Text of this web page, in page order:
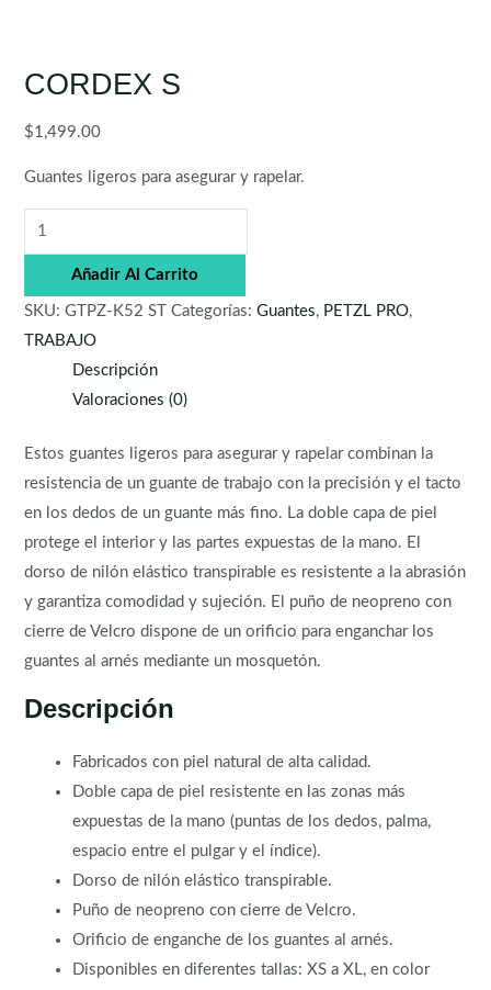
CORDEX S
$1,499.00
Guantes ligeros para asegurar y rapelar.
Añadir Al Carrito
SKU:GTPZ-K52 ST Categorías:Guantes, PETZL PRO,
TRABAJO
Descripción
Valoraciones (0)
Estos guantes ligeros para asegurar y rapelar combinan la
resistencia de un guante de trabajo con la precisión y el tacto
en los dedos de un guante más fino. La doble capa de piel
protege el interior y las partes expuestas de la mano. El
dorso de nilón elástico transpirable es resistente a la abrasión
y garantiza comodidad y sujeción. El puño de neopreno con
cierre de Velcro dispone de un orificio para enganchar los
guantes al arnés mediante un mosquetón.
Descripción
Fabricados con piel natural de alta calidad.
Doble capa de piel resistente en las zonas más
expuestas de la mano (puntas de los dedos, palma,
espacio entre el pulgar y el índice).
Dorso de nilón elástico transpirable.
Puño de neopreno con cierre de Velcro.
Orificio de enganche de los guantes al arnés.
Disponibles en diferentes tallas: XS a XL, en color